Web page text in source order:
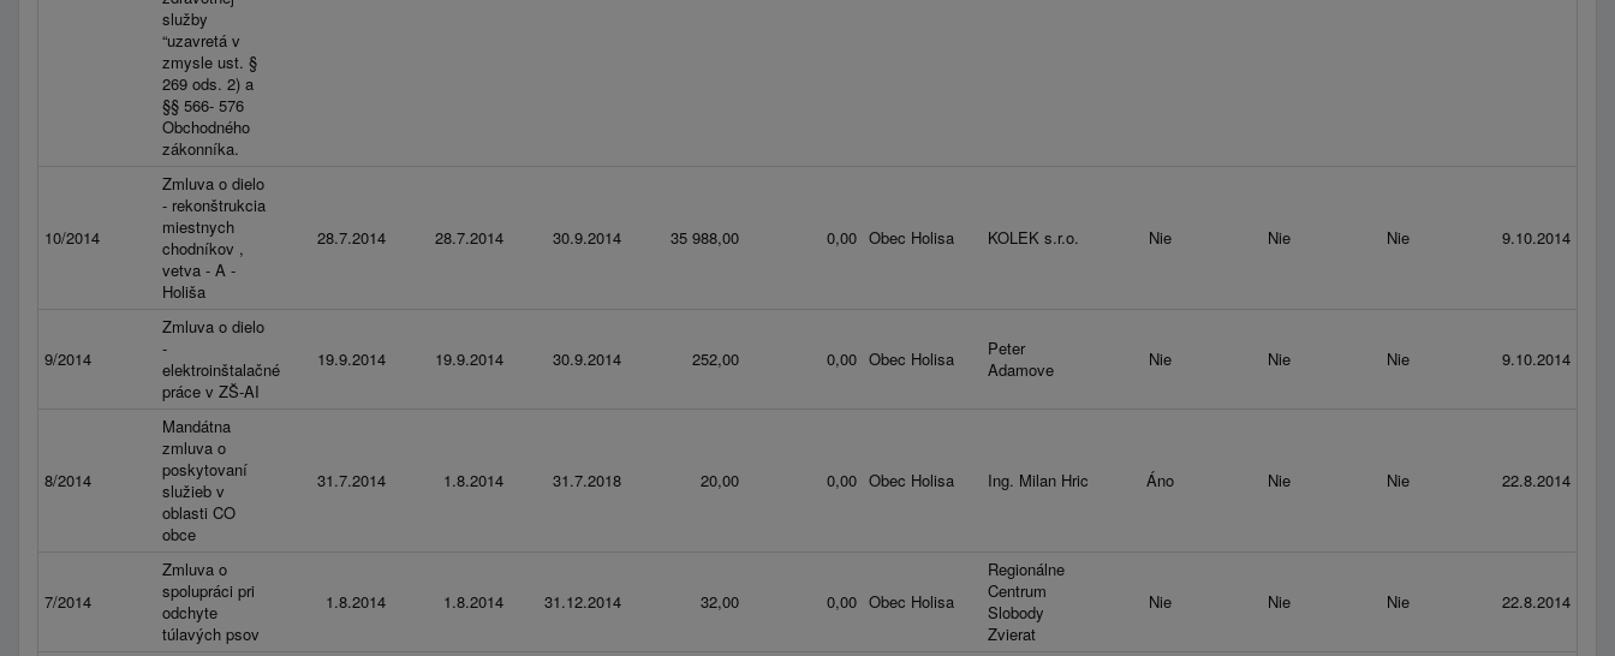
služby
“uzavretá v
zmysle ust. §
269 ods. 2) a
§§ 566- 576
Obchodného
zákonníka.
10/2014
Zmluva o dielo
- rekonštrukcia
miestnych
chodníkov ,
vetva - A -
Holiša
28.7.2014 28.7.2014 30.9.2014 35 988,00 0,00 Obec Holisa KOLEK s.r.o. Nie Nie Nie 9.10.2014
9/2014
Zmluva o dielo
-
elektroinštalačné
práce v ZŠ-AI
19.9.2014 19.9.2014 30.9.2014 252,00 0,00 Obec Holisa
Peter
Adamove
Nie Nie Nie 9.10.2014
8/2014
Mandátna
zmluva o
poskytovaní
služieb v
oblasti CO
obce
31.7.2014 1.8.2014 31.7.2018 20,00 0,00 Obec Holisa Ing. Milan Hric Áno Nie Nie 22.8.2014
7/2014
Zmluva o
spolupráci pri
odchyte
túlavých psov
1.8.2014 1.8.2014 31.12.2014 32,00 0,00 Obec Holisa
Regionálne
Centrum
Slobody
Zvierat
Nie Nie Nie 22.8.2014